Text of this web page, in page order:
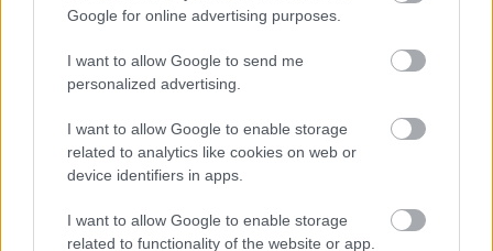
Google for online advertising purposes.
I want to allow Google to send me
personalized advertising.
I want to allow Google to enable storage
related to analytics like cookies on web or
device identifiers in apps.
I want to allow Google to enable storage
related to functionality of the website or app.
το σύστημα ατμοσφαιρικού φωτισμού του
οχήματος, οι επιφάνειές τους αναδεικνύονται
μέσα από φωτεινά χρωματικά μοτίβα.
Για μια κορυφαία ηχητική εμπειρία, το TZ μπορεί
να παραγγελθεί με ένα ειδικά διαμορφωμένο
ηχοσύστημα Mark Levinson 21 ηχείων, που
δημιουργεί 3D sound stage με καθαρό, χωρίς